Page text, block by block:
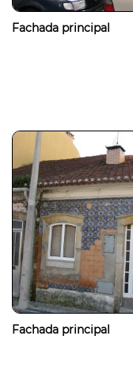
Fachada principal
Fachada principal